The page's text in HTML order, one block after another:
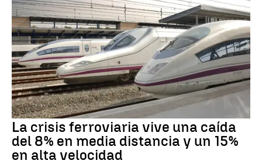
La crisis ferroviaria vive una caída
del 8% en media distancia y un 15%
en alta velocidad